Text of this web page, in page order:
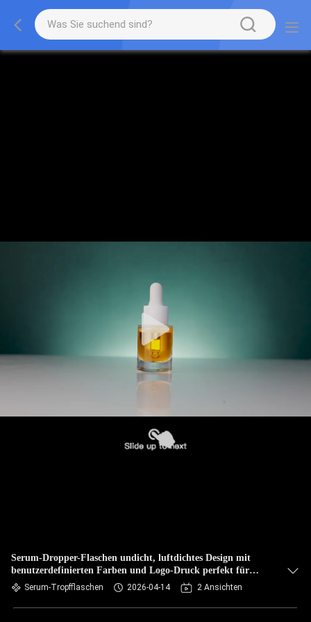
Serum-Dropper-Flaschen undicht, luftdichtes Design mit
benutzerdefinierten Farben und Logo-Druck perfekt für
Luxus-Kosmetik-Verpackungen
Serum-Tropfflaschen 2026-04-14 2 Ansichten